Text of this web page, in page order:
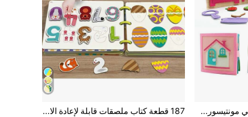
كتاب نشط من الشعر الفلتي مونتيسوري، كتاب نشاطات تعليمية للمهارات الحياتية الأساسية للأطفال قبل المدرسة، ألعاب تعليمية حسية، مناسبة كهدايا عيد ميلاد وعيد الميلاد للأطفال الصغار 187 قطعة كتاب ملصقات قابلة لإعادة الاستخدام مع 70 صفحة قابلة للتمزيق والإلصاق، ملصقات الألغاز للتعليم المبكر، كتاب هادئ، مناسب كهدايا عيد الميلاد والسنة الجديدة